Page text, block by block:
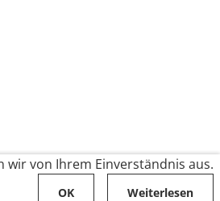
wir von Ihrem Einverständnis aus.
OK Weiterlesen